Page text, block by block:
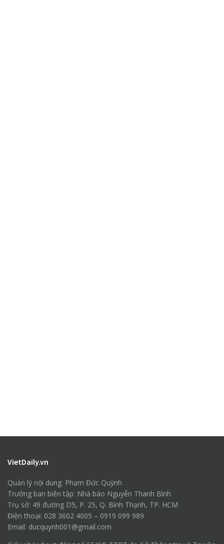
VietDaily.vn
Quản lý nội dung: Phạm Đức Quỳnh
Trưởng ban biên tập: Nhà báo Nguyễn Thanh Bình
Trụ sở: 49 đường D5, P. 25, Q. Bình Thạnh, TP. HCM
Điện thoại: 028 3602 4005 – 0919 099 989
Email: ducquynh001@gmail.com